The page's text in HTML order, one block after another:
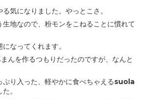
気になりました。やっとこさ。
地なので、粉モンをこねることに慣れて
なってくれます。
んを作るつもりだったのですが、なんと
ぷり入った、軽やかに食べちゃえるsuola
。